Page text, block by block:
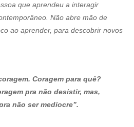
que aprendeu a interagir
Não abre mão de
ao aprender, para descobrir novos
Coragem para quê?
pra não desistir, mas,
não ser medíocre”.